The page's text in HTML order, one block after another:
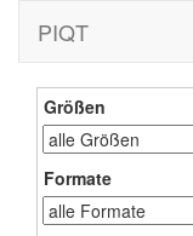
PIQT
Größen
Formate